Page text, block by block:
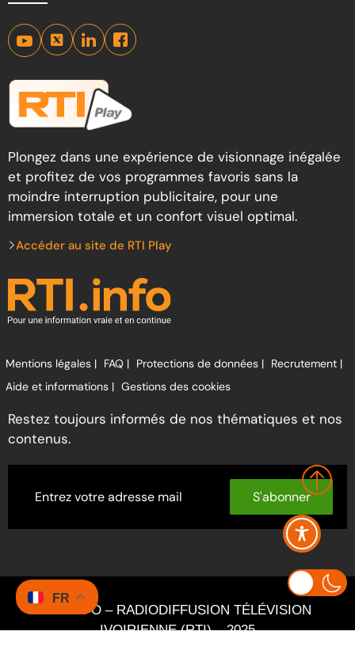
Plongez dans une expérience de visionnage inégalée
et profitez de vos programmes favoris sans la
moindre interruption publicitaire, pour une
immersion totale et un confort visuel optimal.
Accéder au site de RTI Play
Mentions légales | FAQ | Protections de données | Recrutement |
Aide et informations | Gestions des cookies
Restez toujours informés de nos thématiques et nos
contenus.
S'abonner
RTI INFO – RADIODIFFUSION TÉLÉVISION
IVOIRIENNE (RTI) – 2025
FR